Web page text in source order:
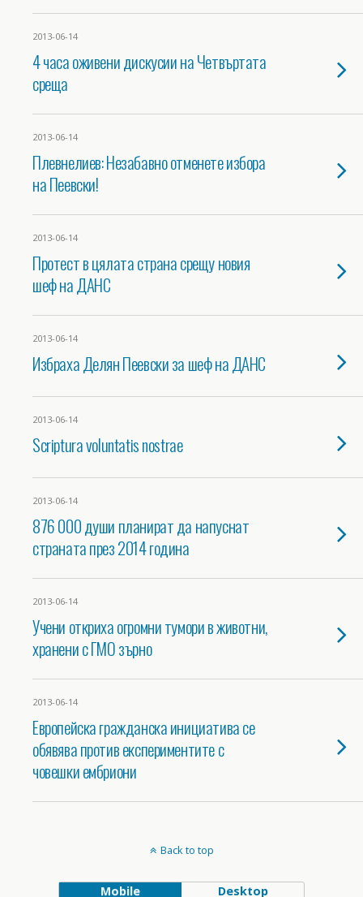
2013-06-14
4 часа оживени дискусии на Четвъртата
среща
2013-06-14
Плевнелиев: Незабавно отменете избора
на Пеевски!
2013-06-14
Протест в цялата страна срещу новия
шеф на ДАНС
2013-06-14
Избраха Делян Пеевски за шеф на ДАНС
2013-06-14
Scriptura voluntatis nostrae
2013-06-14
876 000 души планират да напуснат
страната през 2014 година
2013-06-14
Учени откриха огромни тумори в животни,
хранени с ГМО зърно
2013-06-14
Европейска гражданска инициатива се
обявява против експериментите с
човешки ембриони
Back to top
Mobile Desktop